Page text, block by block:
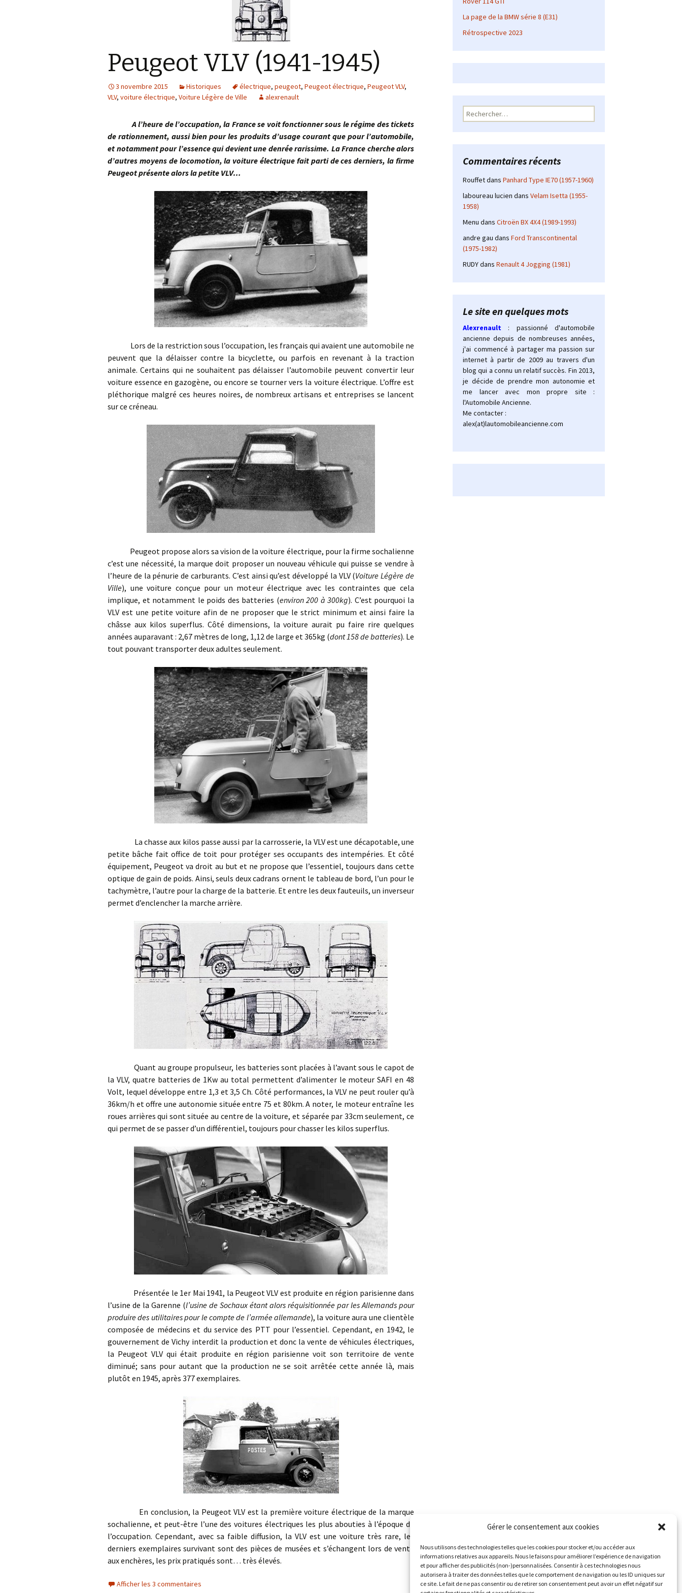
Gérer le consentement aux cookies
Nous utilisons des technologies telles que les cookies pour stocker et/ou accéder aux
informations relatives aux appareils. Nous le faisons pour améliorer l’expérience de navigation
et pour afficher des publicités (non-)personnalisées. Consentir à ces technologies nous
autorisera à traiter des données telles que le comportement de navigation ou les ID uniques sur
ce site. Le fait de ne pas consentir ou de retirer son consentement peut avoir un effet négatif sur
Peugeot VLV (1941-1945)
3 novembre 2015 Historiques électrique, peugeot, Peugeot électrique, Peugeot VLV,
VLV, voiture électrique, Voiture Légère de Ville alexrenault
A l’heure de l’occupation, la France se voit fonctionner sous le régime des tickets
de rationnement, aussi bien pour les produits d’usage courant que pour l’automobile,
et notamment pour l’essence qui devient une denrée rarissime. La France cherche alors
d’autres moyens de locomotion, la voiture électrique fait parti de ces derniers, la firme
Peugeot présente alors la petite VLV…
Lors de la restriction sous l’occupation, les français qui avaient une automobile ne
peuvent que la délaisser contre la bicyclette, ou parfois en revenant à la traction
animale. Certains qui ne souhaitent pas délaisser l’automobile peuvent convertir leur
voiture essence en gazogène, ou encore se tourner vers la voiture électrique. L’offre est
pléthorique malgré ces heures noires, de nombreux artisans et entreprises se lancent
sur ce créneau.
Peugeot propose alors sa vision de la voiture électrique, pour la firme sochalienne
c’est une nécessité, la marque doit proposer un nouveau véhicule qui puisse se vendre à
l’heure de la pénurie de carburants. C’est ainsi qu’est développé la VLV (Voiture Légère de
Ville), une voiture conçue pour un moteur électrique avec les contraintes que cela
implique, et notamment le poids des batteries (environ 200 à 300kg). C’est pourquoi la
VLV est une petite voiture afin de ne proposer que le strict minimum et ainsi faire la
châsse aux kilos superflus. Côté dimensions, la voiture aurait pu faire rire quelques
années auparavant : 2,67 mètres de long, 1,12 de large et 365kg (dont 158 de batteries). Le
tout pouvant transporter deux adultes seulement.
La chasse aux kilos passe aussi par la carrosserie, la VLV est une décapotable, une
petite bâche fait office de toit pour protéger ses occupants des intempéries. Et côté
équipement, Peugeot va droit au but et ne propose que l’essentiel, toujours dans cette
optique de gain de poids. Ainsi, seuls deux cadrans ornent le tableau de bord, l’un pour le
tachymètre, l’autre pour la charge de la batterie. Et entre les deux fauteuils, un inverseur
permet d’enclencher la marche arrière.
Quant au groupe propulseur, les batteries sont placées à l’avant sous le capot de
la VLV, quatre batteries de 1Kw au total permettent d’alimenter le moteur SAFI en 48
Volt, lequel développe entre 1,3 et 3,5 Ch. Côté performances, la VLV ne peut rouler qu’à
36km/h et offre une autonomie située entre 75 et 80km. A noter, le moteur entraîne les
roues arrières qui sont située au centre de la voiture, et séparée par 33cm seulement, ce
qui permet de se passer d’un différentiel, toujours pour chasser les kilos superflus.
Présentée le 1er Mai 1941, la Peugeot VLV est produite en région parisienne dans
l’usine de la Garenne (l’usine de Sochaux étant alors réquisitionnée par les Allemands pour
produire des utilitaires pour le compte de l’armée allemande), la voiture aura une clientèle
composée de médecins et du service des PTT pour l’essentiel. Cependant, en 1942, le
gouvernement de Vichy interdit la production et donc la vente de véhicules électriques,
la Peugeot VLV qui était produite en région parisienne voit son territoire de vente
diminué; sans pour autant que la production ne se soit arrêtée cette année là, mais
plutôt en 1945, après 377 exemplaires.
En conclusion, la Peugeot VLV est la première voiture électrique de la marque
sochalienne, et peut-être l’une des voitures électriques les plus abouties à l’époque de
l’occupation. Cependant, avec sa faible diffusion, la VLV est une voiture très rare, les
derniers exemplaires survivant sont des pièces de musées et s’échangent lors de vente
aux enchères, les prix pratiqués sont… très élevés.
Afficher les 3 commentaires
La page de la BMW série 8 (E31)
Rétrospective 2023
Rechercher :
Commentaires récents
Rouffetdans Panhard Type IE70 (1957-1960)
laboureau lucien dans Velam Isetta (1955-
1958)
Menu dans Citroën BX 4X4 (1989-1993)
andre gau dans Ford Transcontinental
(1975-1982)
RUDYdans Renault 4 Jogging (1981)
Le site en quelques mots
Alexrenault
: passionné d'automobile
ancienne depuis de nombreuses années,
j'ai commencé à partager ma passion sur
internet à partir de 2009 au travers d'un
blog qui a connu un relatif succès. Fin 2013,
je décide de prendre mon autonomie et
me lancer avec mon propre site :
l'Automobile Ancienne.
Me contacter :
alex(at)lautomobileancienne.com